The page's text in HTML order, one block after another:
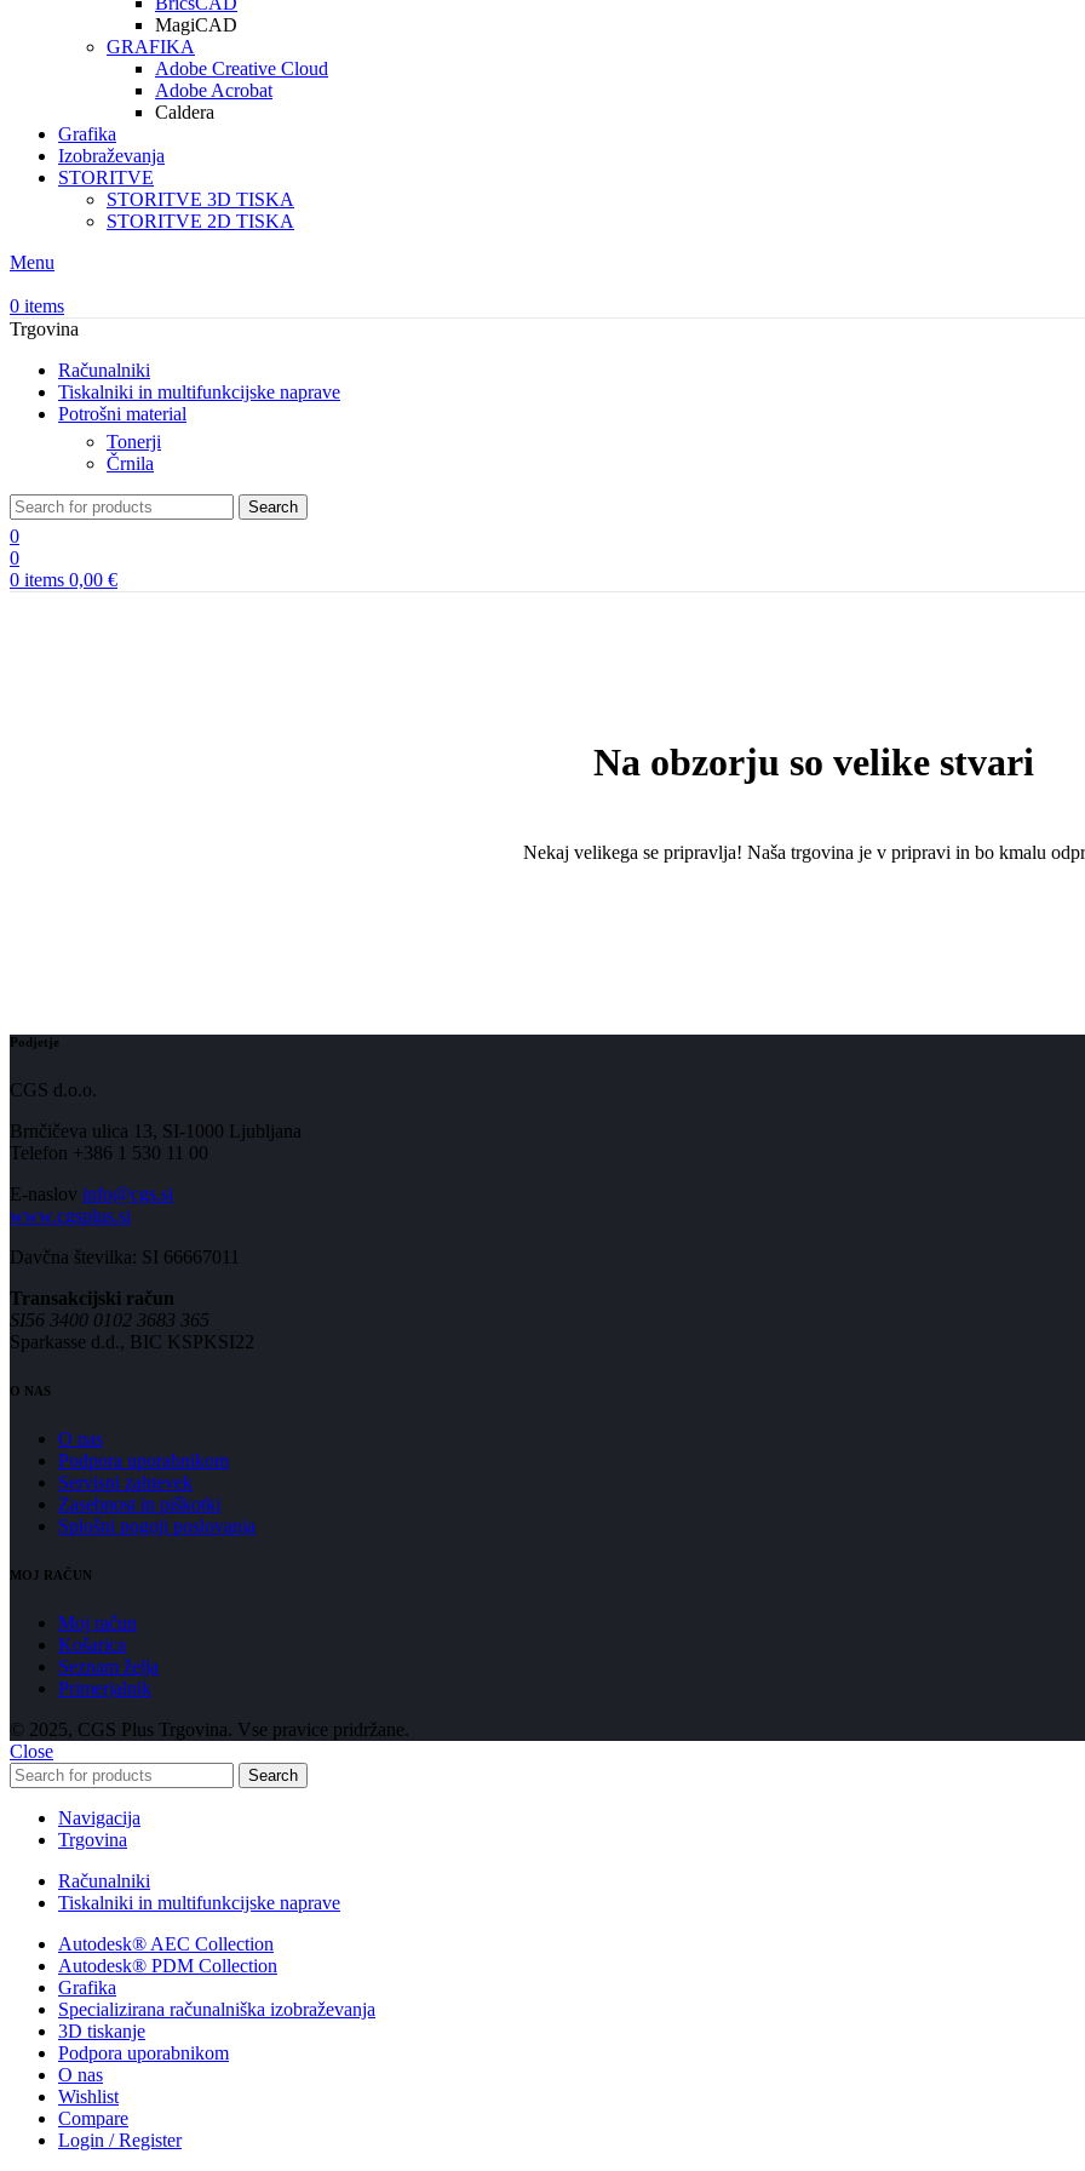
MagiCAD
GRAFIKA
Adobe Creative Cloud
Adobe Acrobat
Caldera
Grafika
Izobraževanja
STORITVE
STORITVE 3D TISKA
STORITVE 2D TISKA
Menu
0 items
Trgovina
Računalniki
Tiskalniki in multifunkcijske naprave
Potrošni material
Tonerji
Črnila
Search
0
0
0 items 0,00 €
Na obzorju so velike stvari
Nekaj ​​velikega se pripravlja! Naša trgovina je v pripravi in ​​bo kmalu
Podjetje
CGS d.o.o.
Brnčičeva ulica 13, SI-1000 Ljubljana
Telefon +386 1 530 11 00
E-naslov info@cgs.si
www.cgsplus.si
Davčna številka: SI 66667011
Transakcijski račun
SI56 3400 0102 3683 365
Sparkasse d.d., BIC KSPKSI22
O NAS
O nas
Podpora uporabnikom
Servisni zahtevek
Zasebnost in piškotki
Splošni pogoji poslovanja
MOJ RAČUN
Moj račun
Košarica
Seznam želja
Primerjalnik
© 2025, CGS Plus Trgovina. Vse pravice pridržane.
Close
Search
Navigacija
Trgovina
Računalniki
Tiskalniki in multifunkcijske naprave
Autodesk® AEC Collection
Autodesk® PDM Collection
Grafika
Specializirana računalniška izobraževanja
3D tiskanje
Podpora uporabnikom
O nas
Wishlist
Compare
Login / Register